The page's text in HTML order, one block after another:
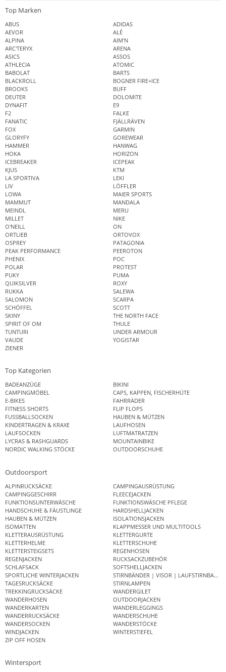
Top Marken
ABUS
ADIDAS
AEVOR
ALÉ
ALPINA
AIM'N
ARC'TERYX
ARENA
ASICS
ASSOS
ATHLECIA
ATOMIC
BABOLAT
BARTS
BLACKROLL
BOGNER FIRE+ICE
BROOKS
BUFF
DEUTER
DOLOMITE
DYNAFIT
E9
F2
FALKE
FANATIC
FJÄLLRÄVEN
FOX
GARMIN
GLORYFY
GOREWEAR
HAMMER
HANWAG
HOKA
HORIZON
ICEBREAKER
ICEPEAK
KJUS
KTM
LA SPORTIVA
LEKI
LIV
LÖFFLER
LOWA
MAIER SPORTS
MAMMUT
MANDALA
MEINDL
MERU
MILLET
NIKE
O'NEILL
ON
ORTLIEB
ORTOVOX
OSPREY
PATAGONIA
PEAK PERFORMANCE
PEEROTON
PHENIX
POC
POLAR
PROTEST
PUKY
PUMA
QUIKSILVER
ROXY
RUKKA
SALEWA
SALOMON
SCARPA
SCHÖFFEL
SCOTT
SKINY
THE NORTH FACE
SPIRIT OF OM
THULE
TUNTURI
UNDER ARMOUR
VAUDE
YOGISTAR
ZIENER
Top Kategorien
BADEANZÜGE
BIKINI
CAMPINGMÖBEL
CAPS, KAPPEN, FISCHERHÜTE
E-BIKES
FAHRRÄDER
FITNESS SHORTS
FLIP FLOPS
FUSSBALLSOCKEN
HAUBEN & MÜTZEN
KINDERTRAGEN & KRAXE
LAUFHOSEN
LAUFSOCKEN
LUFTMATRATZEN
LYCRAS & RASHGUARDS
MOUNTAINBIKE
NORDIC WALKING STÖCKE
OUTDOORSCHUHE
Outdoorsport
ALPINRUCKSÄCKE
CAMPINGAUSRÜSTUNG
CAMPINGGESCHIRR
FLEECEJACKEN
FUNKTIONSUNTERWÄSCHE
FUNKTIONSWÄSCHE PFLEGE
HANDSCHUHE & FÄUSTLINGE
HARDSHELLJACKEN
HAUBEN & MÜTZEN
ISOLATIONSJACKEN
ISOMATTEN
KLAPPMESSER UND MULTITOOLS
KLETTERAUSRÜSTUNG
KLETTERGURTE
KLETTERHELME
KLETTERSCHUHE
KLETTERSTEIGSETS
REGENHOSEN
REGENJACKEN
RUCKSACKZUBEHÖR
SCHLAFSACK
SOFTSHELLJACKEN
SPORTLICHE WINTERJACKEN
STIRNBÄNDER | VISOR | LAUFSTIRNBAND
TAGESRUCKSÄCKE
STIRNLAMPEN
TREKKINGRUCKSÄCKE
WANDERGILET
WANDERHOSEN
OUTDOORJACKEN
WANDERKARTEN
WANDERLEGGINGS
WANDERRUCKSÄCKE
WANDERSCHUHE
WANDERSOCKEN
WANDERSTÖCKE
WINDJACKEN
WINTERSTIEFEL
ZIP OFF HOSEN
Wintersport